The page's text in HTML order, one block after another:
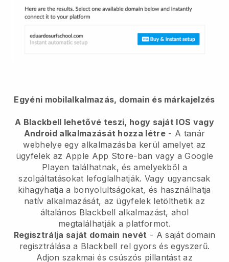
Egyéni mobilalkalmazás, domain és márkajelzés
A Blackbell lehetővé teszi, hogy saját IOS vagy
Android alkalmazását hozza létre - A tanár
webhelye egy alkalmazásba kerül amelyet az
ügyfelek az Apple App Store-ban vagy a Google
Playen találhatnak, és amelyekből a
szolgáltatásokat lefoglalhatják. Vagy ugyancsak
kihagyhatja a bonyolultságokat, és használhatja
natív alkalmazását, az ügyfelek letölthetik az
általános Blackbell alkalmazást, ahol
megtalálhatják a platformot.
Regisztrálja saját domain nevét - A saját domain
regisztrálása a Blackbell rel gyors és egyszerű.
Adjon szakmai és csúszós pillantást az